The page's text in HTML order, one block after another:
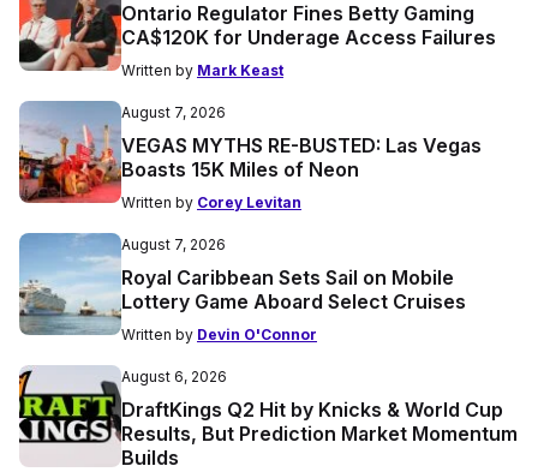
Ontario Regulator Fines Betty Gaming
CA$120K for Underage Access Failures
Written by Mark Keast
August 7, 2026
VEGAS MYTHS RE-BUSTED: Las Vegas
Boasts 15K Miles of Neon
Written by Corey Levitan
August 7, 2026
Royal Caribbean Sets Sail on Mobile
Lottery Game Aboard Select Cruises
Written by Devin O'Connor
August 6, 2026
DraftKings Q2 Hit by Knicks & World Cup
Results, But Prediction Market Momentum
Builds